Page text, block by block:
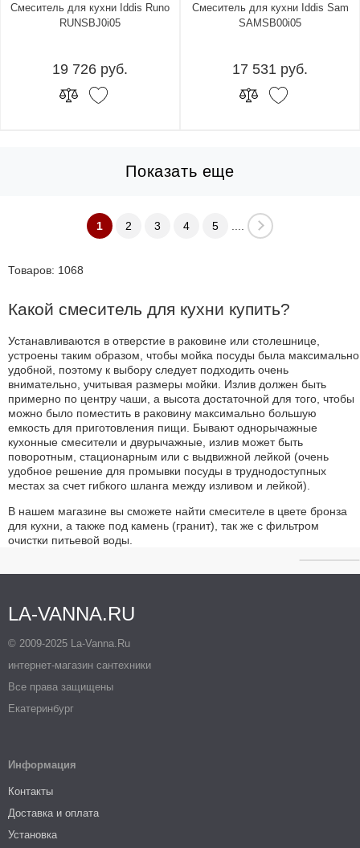
Смеситель для кухни Iddis Runo
RUNSBJ0i05
19 726 руб.
Смеситель для кухни Iddis Sam
SAMSB00i05
17 531 руб.
Показать еще
1 2 3 4 5
Товаров: 1068
Какой смеситель для кухни купить?
Устанавливаются в отверстие в раковине или столешнице,
устроены таким образом, чтобы мойка посуды была максимально
удобной, поэтому к выбору следует подходить очень
внимательно, учитывая размеры мойки. Излив должен быть
примерно по центру чаши, а высота достаточной для того, чтобы
можно было поместить в раковину максимально большую
емкость для приготовления пищи. Бывают однорычажные
кухонные смесители и двурычажные, излив может быть
поворотным, стационарным или с выдвижной лейкой (очень
удобное решение для промывки посуды в труднодоступных
местах за счет гибкого шланга между изливом и лейкой).
В нашем магазине вы сможете найти смесителе в цвете бронза
для кухни, а также под камень (гранит), так же с фильтром
очистки питьевой воды.
LA-VANNA.RU
© 2009-2025 La-Vanna.Ru
интернет-магазин сантехники
Все права защищены
Екатеринбург
Информация
Контакты
Доставка и оплата
Установка